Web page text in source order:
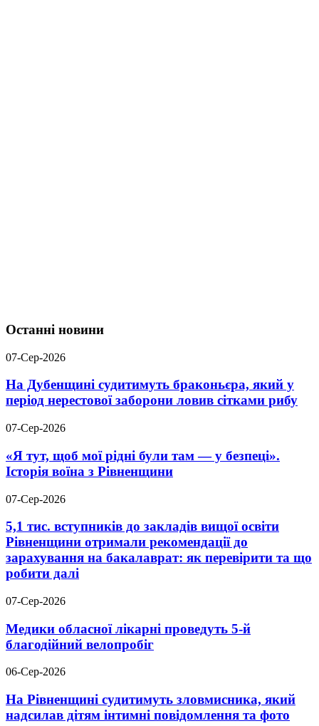
Останні новини
07-Сер-2026
На Дубенщині судитимуть браконьєра, який у
період нерестової заборони ловив сітками рибу
07-Сер-2026
«Я тут, щоб мої рідні були там — у безпеці».
Історія воїна з Рівненщини
07-Сер-2026
5,1 тис. вступників до закладів вищої освіти
Рівненщини отримали рекомендації до
зарахування на бакалаврат: як перевірити та що
робити далі
07-Сер-2026
Медики обласної лікарні проведуть 5-й
благодійний велопробіг
06-Сер-2026
На Рівненщині судитимуть зловмисника, який
надсилав дітям інтимні повідомлення та фото